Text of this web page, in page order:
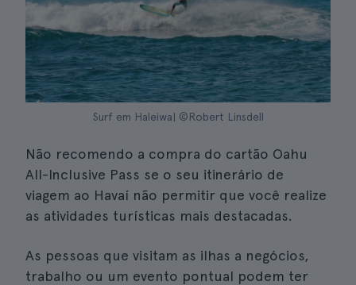
Surf em Haleiwa| ©Robert Linsdell
Não recomendo a compra do cartão Oahu
All-Inclusive Pass se o seu itinerário de
viagem ao Havaí não permitir que você realize
as atividades turísticas mais destacadas.
As pessoas que visitam as ilhas a negócios,
trabalho ou um evento pontual podem ter